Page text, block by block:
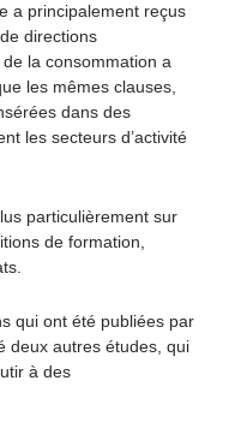
a principalement reçus
directions
la consommation a
les mêmes clauses,
dans des
les secteurs d’activité
particulièrement sur
de formation,
qui ont été publiées par
deux autres études, qui
à des